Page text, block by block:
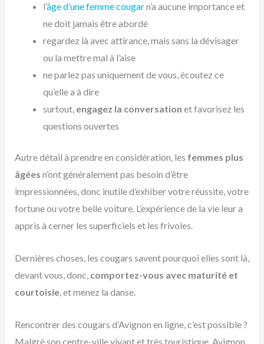
l’âge d’une femme cougarn’a aucune importance et
ne doit jamais être abordé
regardez là avec attirance, mais sans la dévisager
ou la mettre mal à l’aise
ne parlez pas uniquement de vous, écoutez ce
qu’elle a à dire
surtout, engagez la conversation et favorisez les
questions ouvertes
Autre détail à prendre en considération, les femmes plus
âgées n’ont généralement pas besoin d’être
impressionnées, donc inutile d’exhiber votre réussite, votre
fortune ou votre belle voiture. L’expérience de la vie leur a
appris à cerner les superficiels et les frivoles.
Dernières choses, les cougars savent pourquoi elles sont là,
devant vous, donc, comportez-vous avec maturité et
courtoisie, et menez la danse.
Rencontrer des cougars d’Avignon en ligne, c’est possible ?
Malgré son centre-ville vivant et très touristique, Avignon